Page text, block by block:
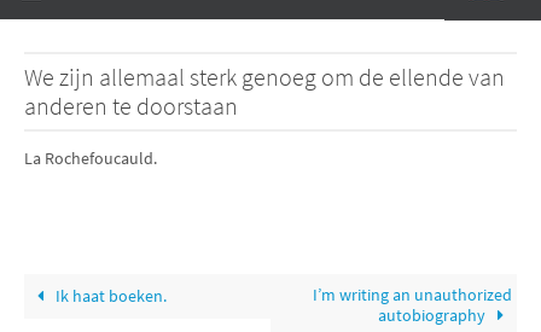
We zijn allemaal sterk genoeg om de ellende van
anderen te doorstaan
La Rochefoucauld.
Ik haat boeken.
I’m writing an unauthorized
autobiography